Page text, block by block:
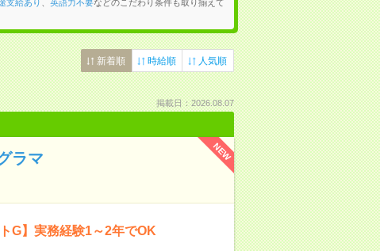
支給あり 英語力不要などのこだわり条件も取り揃えて
新着順 時給順 人気順
掲載日：2026.08.07
NEW
ラマ
G】実務経験1～2年でOK